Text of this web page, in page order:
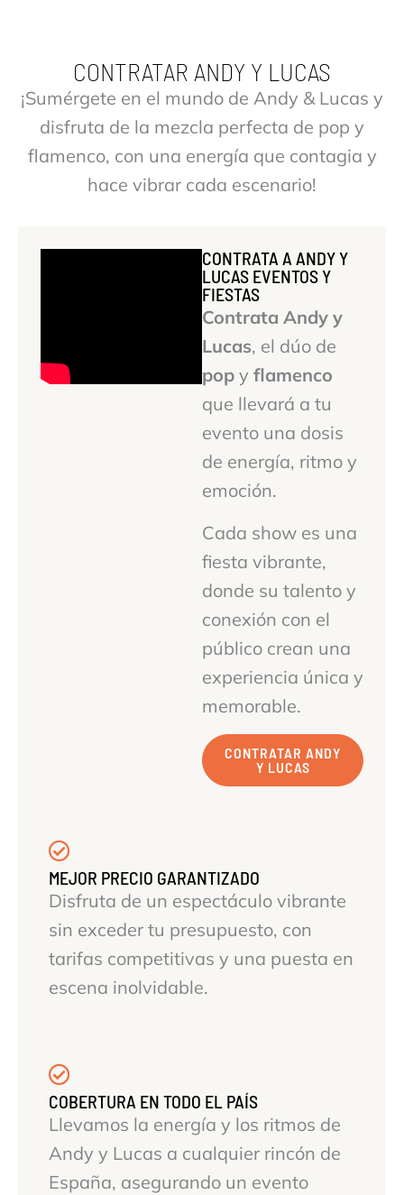
CONTRATAR ANDY Y LUCAS
¡Sumérgete en el mundo de Andy & Lucas y
disfruta de la mezcla perfecta de pop y
flamenco, con una energía que contagia y
hace vibrar cada escenario!
CONTRATA A ANDY Y
LUCAS EVENTOS Y
FIESTAS
Contrata Andy y
Lucas, el dúo de
pop y flamenco
que llevará a tu
evento una dosis
de energía, ritmo y
emoción.
Cada show es una
fiesta vibrante,
donde su talento y
conexión con el
público crean una
experiencia única y
memorable.
CONTRATAR ANDY
Y LUCAS
MEJOR PRECIO GARANTIZADO
Disfruta de un espectáculo vibrante
sin exceder tu presupuesto, con
tarifas competitivas y una puesta en
escena inolvidable.
COBERTURA EN TODO EL PAÍS
Llevamos la energía y los ritmos de
Andy y Lucas a cualquier rincón de
España, asegurando un evento